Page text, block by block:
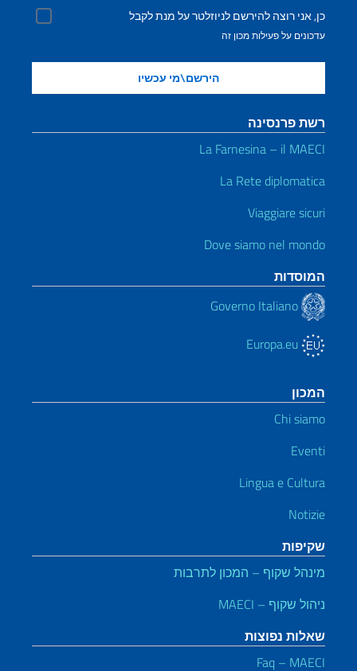
כן, אני רוצה להירשם לניוזלטר על מנת לקבל
עדכונים על פעילות מכון זה
רשת פרנסינה
La Farnesina – il MAECI
La Rete diplomatica
Viaggiare sicuri
Dove siamo nel mondo
המוסדות
המכון
Chi siamo
Eventi
Lingua e Cultura
Notizie
שקיפות
מינהל שקוף – המכון לתרבות
ניהול שקוף – MAECI
שאלות נפוצות
Faq – MAECI